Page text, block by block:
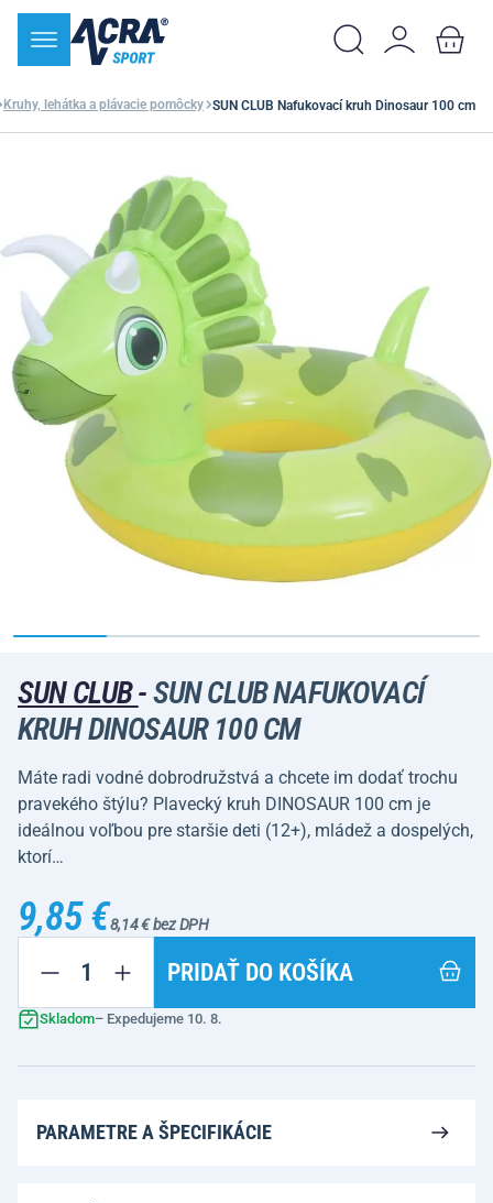
Kruhy, lehátka a plávacie pomôcky SUN CLUB Nafukovací kruh Dinosaur 100 cm
SUN CLUB-SUN CLUB NAFUKOVACÍ
KRUH DINOSAUR 100 CM
Máte radi vodné dobrodružstvá a chcete im dodať trochu
pravekého štýlu? Plavecký kruh DINOSAUR 100 cm je
ideálnou voľbou pre staršie deti (12+), mládež a dospelých,
ktorí…
9,85 €8,14 € bez DPH
PRIDAŤ DO KOŠÍKA
Skladom– Expedujeme 10. 8.
PARAMETRE A ŠPECIFIKÁCIE